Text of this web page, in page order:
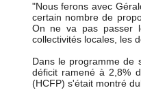
"Nous ferons avec
certain nombre de
On ne va pas passer
collectivités locales, les
Dans le programme de
déficit ramené à 2,8%
(HCFP) s'était montré